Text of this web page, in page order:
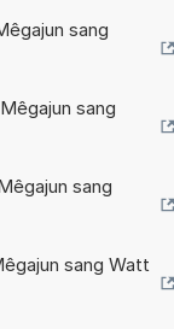
sang
sang
sang
sang Watt